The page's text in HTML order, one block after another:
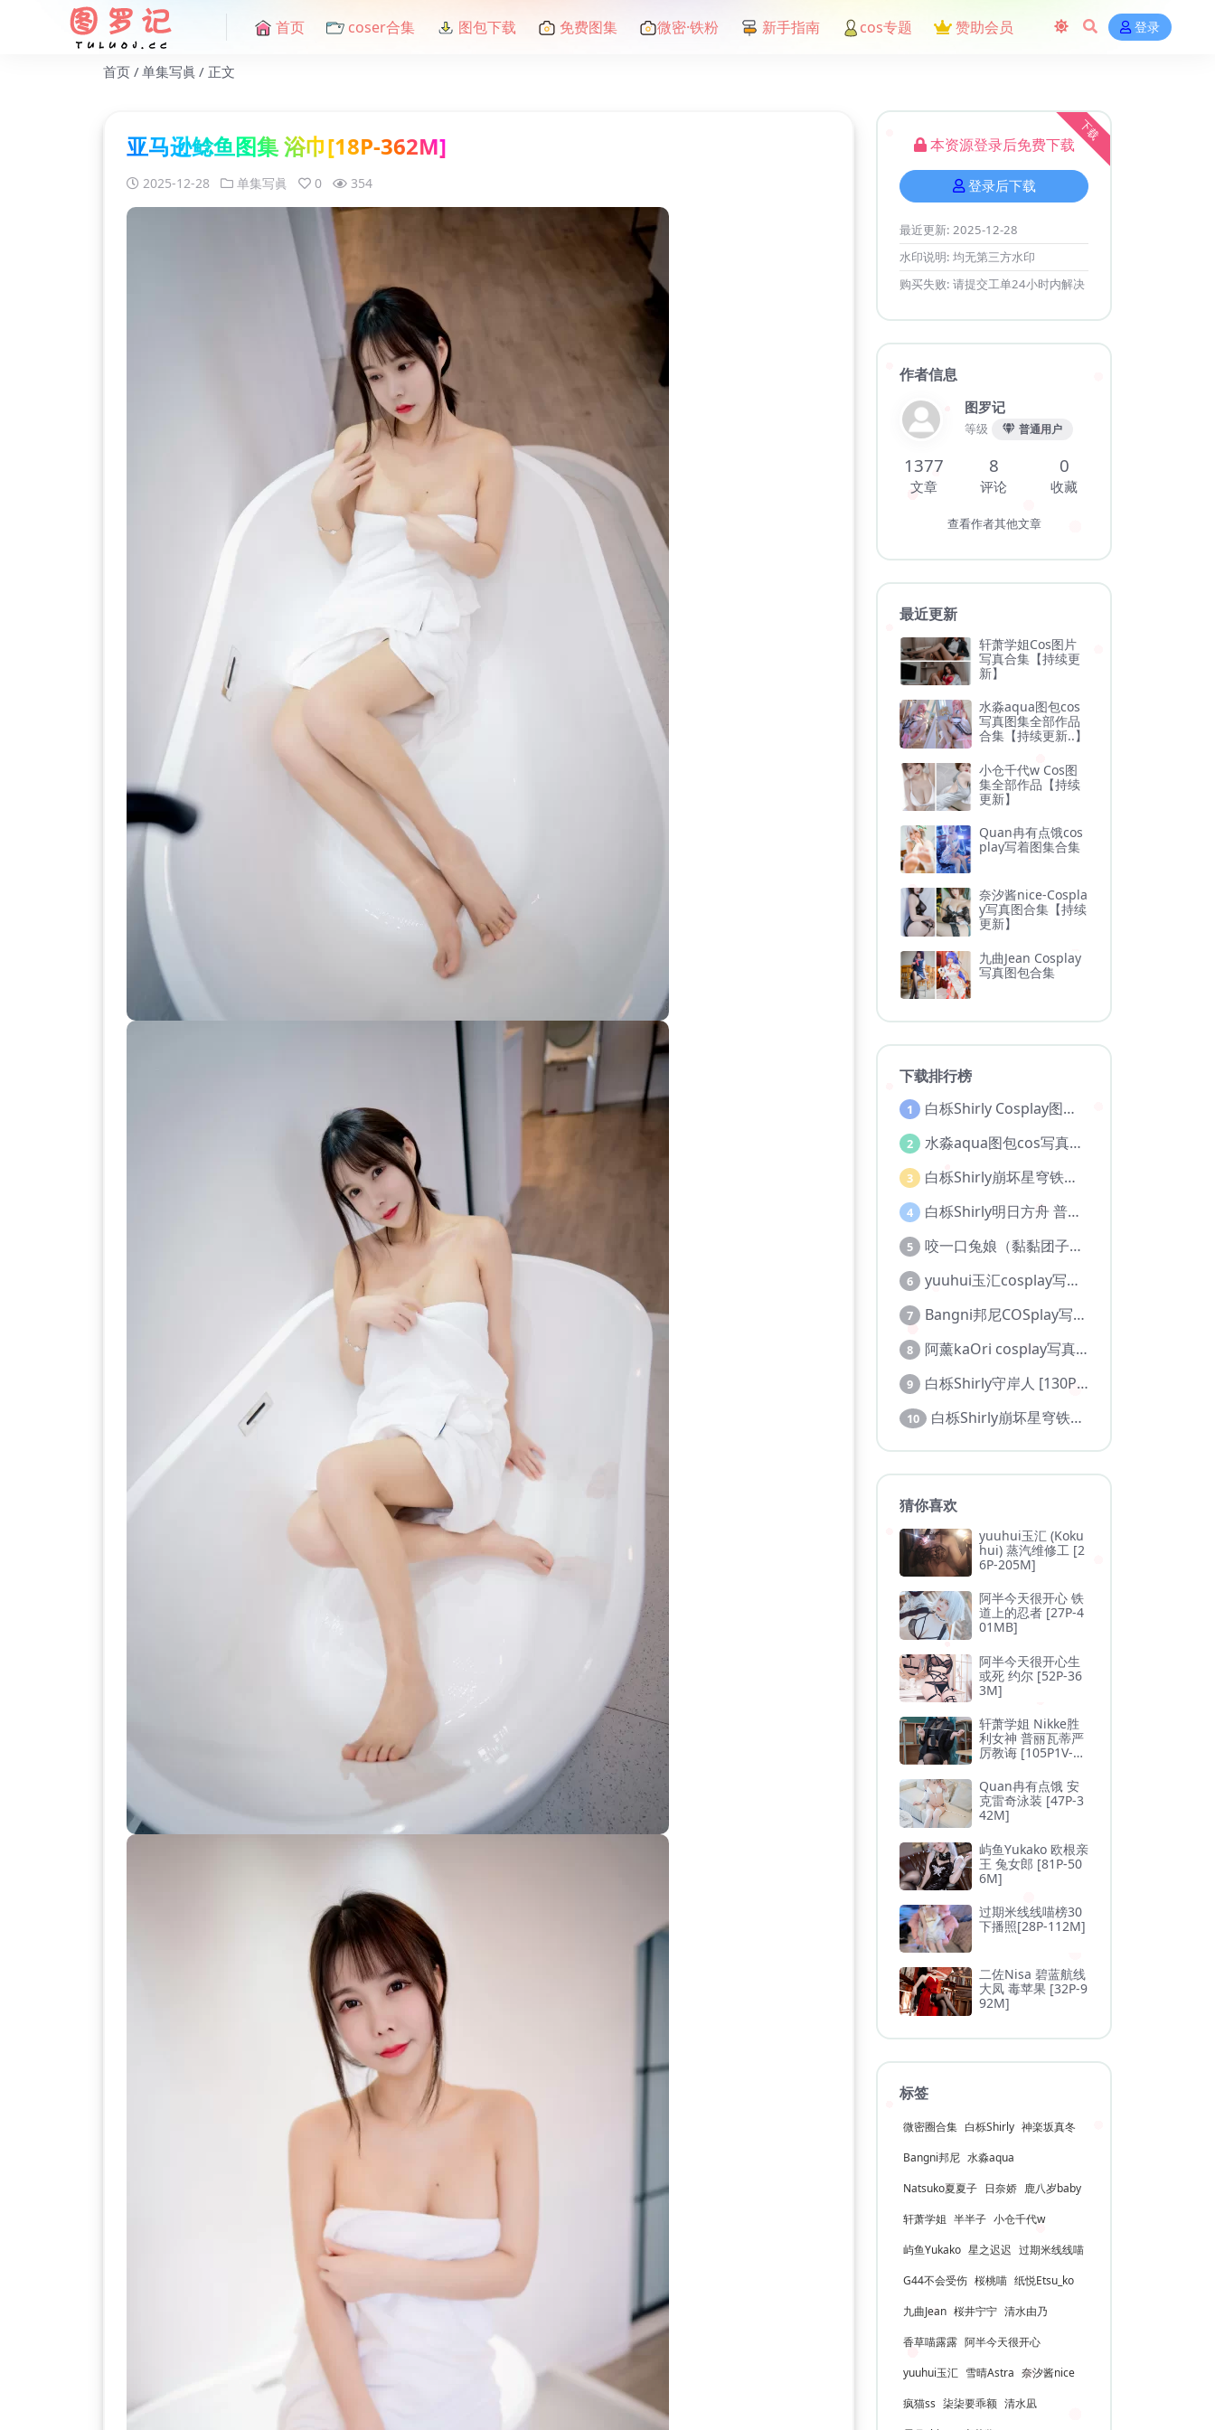
首页 coser合集 图包下载 免费图集 微密·铁粉 新手指南 cos专题 赞助会员 登录
首页 单集写眞 正文
亚马逊鲶鱼图集 浴巾[18P-362M]
2025-12-28 单集写眞 0 354
下载
本资源登录后免费下载
登录后下载
最近更新: 2025-12-28
水印说明: 均无第三方水印
购买失败: 请提交工单24小时内解决
作者信息
图罗记
等级 普通用户
1377
文章
8
评论
0
收藏
查看作者其他文章
最近更新
轩萧学姐Cos图片
写真合集【持续更
新】
水淼aqua图包cos
写真图集全部作品
合集【持续更新..】
小仓千代w Cos图
集全部作品【持续
更新】
Quan冉有点饿cos
play写着图集合集
奈汐酱nice-Cospla
y写真图合集【持续
更新】
九曲Jean Cosplay
写真图包合集
下载排行榜
1 白栎Shirly Cosplay图片图集合集
2 水淼aqua图包cos写真图集全部作品合集【持续更新..】
3 白栎Shirly崩坏星穹铁道 大黑塔 [130P 30V]
4 白栎Shirly明日方舟 普瑞赛斯博士服[130P25V-5.76G]
5 咬一口兔娘（黏黏团子兔）cos写真图包合集
6 yuuhui玉汇cosplay写真合集
7 Bangni邦尼COSplay写真图集【持续更新】
8 阿薰kaOri cosplay写真作品合集
9 白栎Shirly守岸人 [130P 27V]
10 白栎Shirly崩坏星穹铁道 风堇 [108P 20V]
猜你喜欢
yuuhui玉汇 (Koku
hui) 蒸汽维修工 [2
6P-205M]
阿半今天很开心 铁
道上的忍者 [27P-4
01MB]
阿半今天很开心生
或死 约尔 [52P-36
3M]
轩萧学姐 Nikke胜
利女神 普丽瓦蒂严
厉教诲 [105P1V-1.
Quan冉有点饿 安
克雷奇泳装 [47P-3
42M]
屿鱼Yukako 欧根亲
王 兔女郎 [81P-50
6M]
过期米线线喵榜30
下播照[28P-112M]
二佐Nisa 碧蓝航线
大凤 毒苹果 [32P-9
92M]
标签
微密圈合集 白栎Shirly 神楽坂真冬
Bangni邦尼 水淼aqua
Natsuko夏夏子 日奈娇 鹿八岁baby
轩萧学姐 半半子 小仓千代w
屿鱼Yukako 星之迟迟 过期米线线喵
G44不会受伤 桜桃喵 纸悦Etsu_ko
九曲Jean 桜井宁宁 清水由乃
香草喵露露 阿半今天很开心
yuuhui玉汇 雪晴Astra 奈汐酱nice
疯猫ss 柒柒要乖额 清水凪